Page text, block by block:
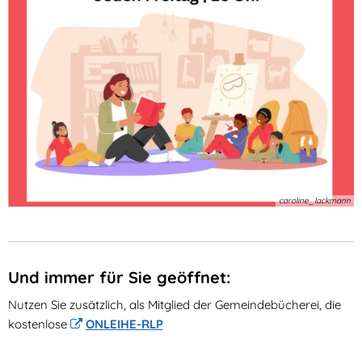
caroline_lackmann
Und immer für Sie geöffnet:
Nutzen Sie zusätzlich, als Mitglied der Gemeindebücherei, die
kostenlose
ONLEIHE-RLP